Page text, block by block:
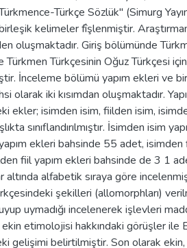
Türkçe Sözlük" (Simurg
kelimeler fîşlenmiştir.
oluşmaktadır. Giriş bölümünde
Türkmen Türkçesinin Oğuz Türkçesi
İnceleme bölümü yapım ekleri ve
olarak iki kısımdan oluşmaktadır.
ekler; isimden isim, fiilden isim,
sınıflandırılmıştır. İsimden isim
ekleri bahsinde 55 adet, isimden
fiil yapım ekleri bahsinde de 3 1
altında alfabetik sıraya göre
şekilleri (allomorphları)
uymadığı incelenerek işlevleri
etimolojisi hakkındaki görüşler ile
gelişimi belirtilmiştir. Son olarak ekin,